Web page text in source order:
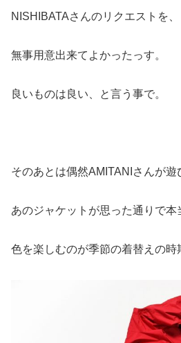
NISHIBATAさんのリクエストを、
無事用意出来てよかったっす。
良いものは良い、と言う事で。
そのあとは偶然AMITANIさんが遊
あのジャケットが思った通りで本
色を楽しむのが季節の着替えの時